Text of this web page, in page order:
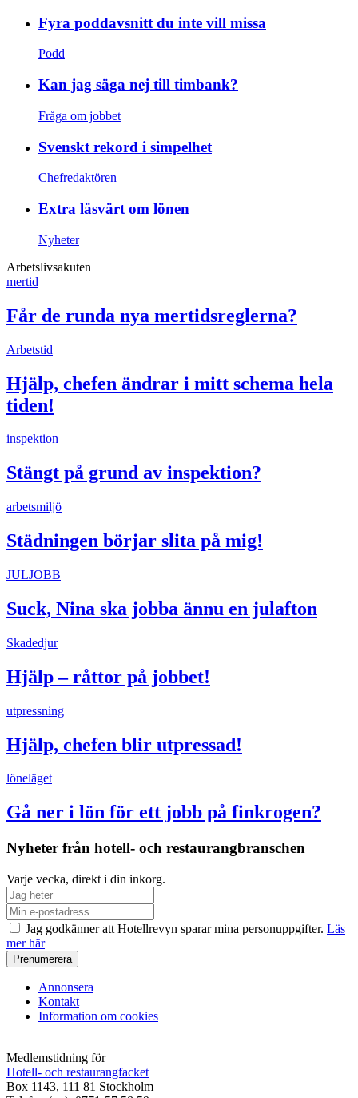
Fyra poddavsnitt du inte vill missa
Podd
Kan jag säga nej till timbank?
Fråga om jobbet
Svenskt rekord i simpelhet
Chefredaktören
Extra läsvärt om lönen
Nyheter
Arbetslivsakuten
mertid
Får de runda nya mertidsreglerna?
Arbetstid
Hjälp, chefen ändrar i mitt schema hela
tiden!
inspektion
Stängt på grund av inspektion?
arbetsmiljö
Städningen börjar slita på mig!
JULJOBB
Suck, Nina ska jobba ännu en julafton
Skadedjur
Hjälp – råttor på jobbet!
utpressning
Hjälp, chefen blir utpressad!
löneläget
Gå ner i lön för ett jobb på finkrogen?
Nyheter från hotell- och restaurangbranschen
Varje vecka, direkt i din inkorg.
Jag godkänner att Hotellrevyn sparar mina personuppgifter. Läs
mer här
Annonsera
Kontakt
Information om cookies
Medlemstidning för
Hotell- och restaurangfacket
Box 1143, 111 81 Stockholm